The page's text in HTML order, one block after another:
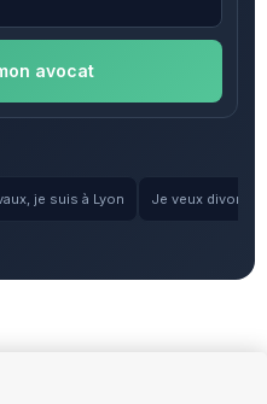
avocat
je suis à Lyon Je veux